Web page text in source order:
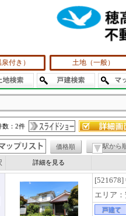
付き） 土地（一般）
数：2件
価格順 駅から
詳細を見る
[521678]
エリア